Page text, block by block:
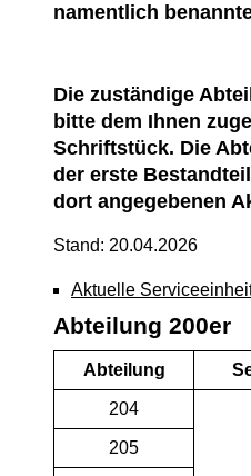
namentlich
Die zuständige
bitte dem Ihnen
Schriftstück. Die
der erste
dort angegebenen
Stand: 20.04.2026
Aktuelle
Abteilung 200er
Abteilung
204
205